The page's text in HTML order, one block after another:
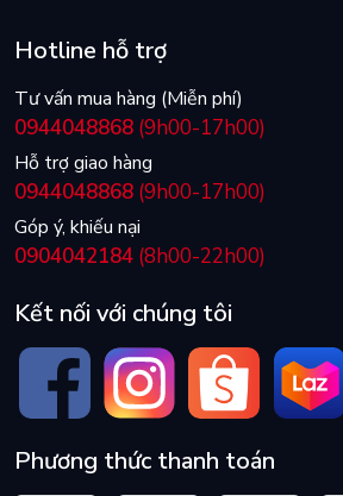
Hotline hỗ trợ
Tư vấn mua hàng (Miễn phí)
0944048868 (9h00-17h00)
Hỗ trợ giao hàng
0944048868 (9h00-17h00)
Góp ý, khiếu nại
0904042184 (8h00-22h00)
Kết nối với chúng tôi
Phương thức thanh toán